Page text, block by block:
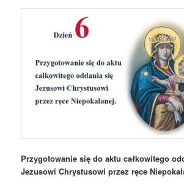
Przygotowanie się do aktu całkowitego
Jezusowi Chrystusowi przez ręce